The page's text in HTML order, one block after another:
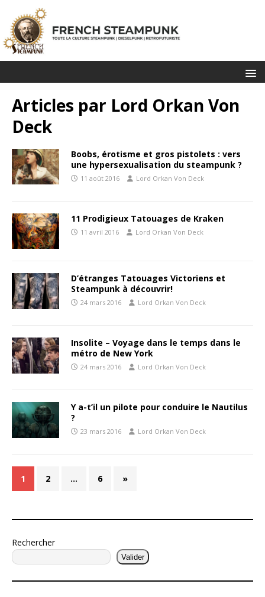
Articles par Lord Orkan Von
Deck
Boobs, érotisme et gros pistolets : vers
une hypersexualisation du steampunk ?
11 août 2016 Lord Orkan Von Deck
11 Prodigieux Tatouages de Kraken
11 avril 2016 Lord Orkan Von Deck
D’étranges Tatouages Victoriens et
Steampunk à découvrir!
24 mars 2016 Lord Orkan Von Deck
Insolite – Voyage dans le temps dans le
métro de New York
24 mars 2016 Lord Orkan Von Deck
Y a-t’il un pilote pour conduire le Nautilus
?
23 mars 2016 Lord Orkan Von Deck
1 2 … 6 »
Rechercher
Valider